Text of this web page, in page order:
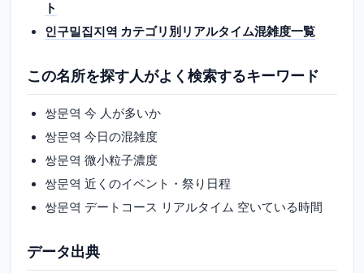
ト
인구밀집지역 カテゴリ別リアルタイム混雑度一覧
この名所を探す人がよく検索するキーワード
쌍문역 今 人が多いか
쌍문역 今日の混雑度
쌍문역 微小粒子濃度
쌍문역 近くのイベント・祭り日程
쌍문역 デートコース リアルタイム 空いている時間
データ出典